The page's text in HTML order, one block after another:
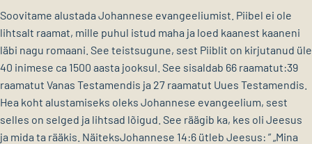
Soovitame alustada Johannese evangeeliumist. Piibel ei ole
lihtsalt raamat, mille puhul istud maha ja loed kaanest kaaneni
läbi nagu romaani. See teistsugune, sest Piiblit on kirjutanud üle
40 inimese ca 1500 aasta jooksul. See sisaldab 66 raamatut:39
raamatut Vanas Testamendis ja 27 raamatut Uues Testamendis.
Hea koht alustamiseks oleks Johannese evangeelium, sest
selles on selged ja lihtsad lõigud. See räägib ka, kes oli Jeesus
ja mida ta rääkis. NäiteksJohannese 14:6 ütleb Jeesus: ” „Mina